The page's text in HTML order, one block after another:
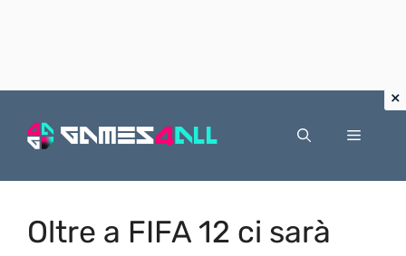
Menu
Oltre a FIFA 12 ci sarà